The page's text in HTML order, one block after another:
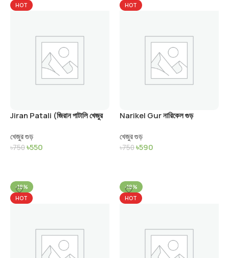
HOT
Jiran Patali (জিরান পাটালি খেজুর
খেজুর গুড়
৳750৳550
HOT
Narikel Gur নারিকেল গুড়
খেজুর গুড়
৳750৳590
-18%
HOT
-18%
HOT